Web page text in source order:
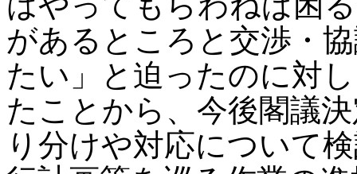
があるところと交渉・
たい」と迫ったのに対
たことから、今後閣議
り分けや対応について